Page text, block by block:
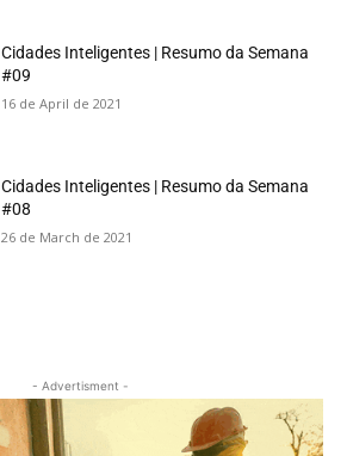
Cidades Inteligentes | Resumo da Semana
#09
16 de April de 2021
Cidades Inteligentes | Resumo da Semana
#08
26 de March de 2021
- Advertisment -